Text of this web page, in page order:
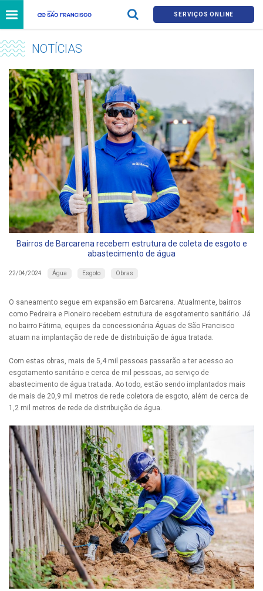
SERVIÇOS ONLINE
NOTÍCIAS
Bairros de Barcarena recebem estrutura de coleta de esgoto e
abastecimento de água
22/04/2024 Água Esgoto Obras
O saneamento segue em expansão em Barcarena. Atualmente, bairros
como Pedreira e Pioneiro recebem estrutura de esgotamento sanitário. Já
no bairro Fátima, equipes da concessionária Águas de São Francisco
atuam na implantação de rede de distribuição de água tratada.
Com estas obras, mais de 5,4 mil pessoas passarão a ter acesso ao
esgotamento sanitário e cerca de mil pessoas, ao serviço de
abastecimento de água tratada. Ao todo, estão sendo implantados mais
de mais de 20,9 mil metros de rede coletora de esgoto, além de cerca de
1,2 mil metros de rede de distribuição de água.